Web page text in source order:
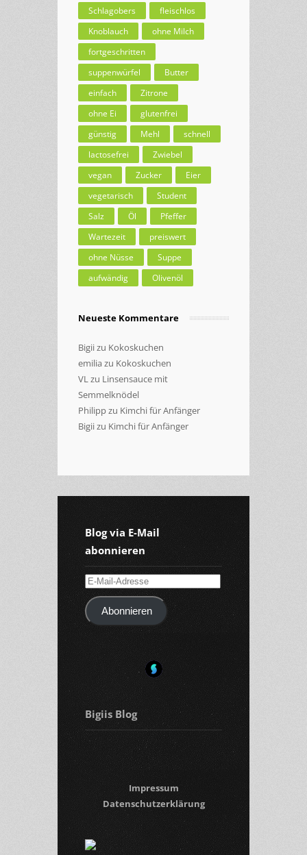
Schlagobers
fleischlos
Knoblauch
ohne Milch
fortgeschritten
suppenwürfel
Butter
einfach
Zitrone
ohne Ei
glutenfrei
günstig
Mehl
schnell
lactosefrei
Zwiebel
vegan
Zucker
Eier
vegetarisch
Student
Salz
Öl
Pfeffer
Wartezeit
preiswert
ohne Nüsse
Suppe
aufwändig
Olivenöl
Neueste Kommentare
Bigiizu Kokoskuchen
emilia zu Kokoskuchen
VLzu Linsensauce mit
Semmelknödel
Philippzu Kimchi für Anfänger
Bigiizu Kimchi für Anfänger
Blog via E-Mail
abonnieren
E-
Mail-
AdresseAbonnieren
Bigiis Blog
Impressum
Datenschutzerklärung